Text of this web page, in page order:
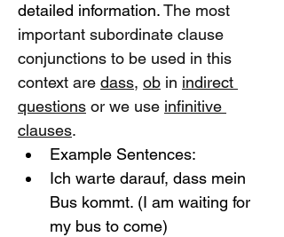
detailed information. The most
important subordinate clause
conjunctions to be used in this
context are dass, ob in indirect
questions or we use infinitive
clauses.
Example Sentences:
Ich warte darauf, dass mein
Bus kommt. (I am waiting for
my bus to come)